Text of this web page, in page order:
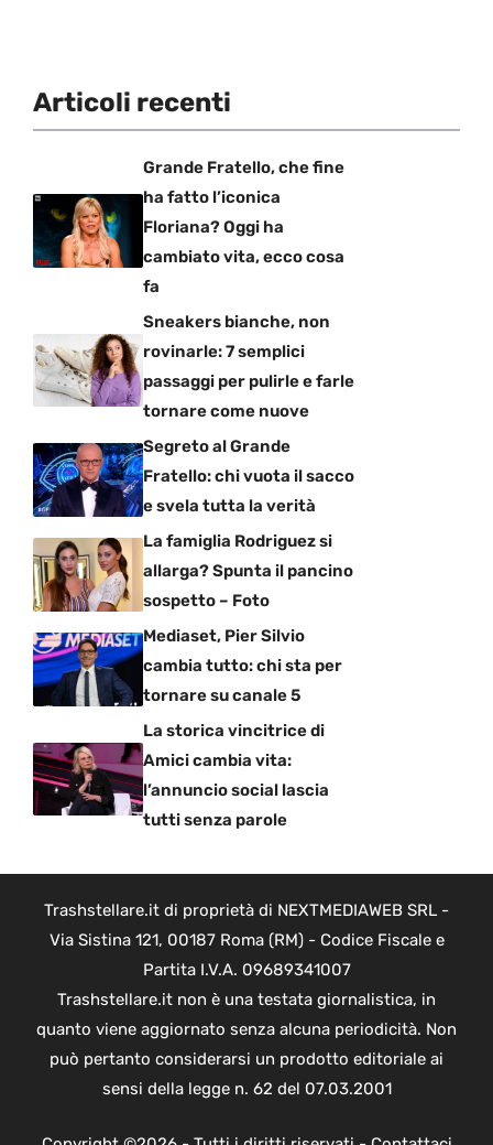
Articoli recenti
Grande Fratello, che fine
ha fatto l’iconica
Floriana? Oggi ha
cambiato vita, ecco cosa
fa
Sneakers bianche, non
rovinarle: 7 semplici
passaggi per pulirle e farle
tornare come nuove
Segreto al Grande
Fratello: chi vuota il sacco
e svela tutta la verità
La famiglia Rodriguez si
allarga? Spunta il pancino
sospetto – Foto
Mediaset, Pier Silvio
cambia tutto: chi sta per
tornare su canale 5
La storica vincitrice di
Amici cambia vita:
l’annuncio social lascia
tutti senza parole
Trashstellare.it di proprietà di NEXTMEDIAWEB SRL -
Via Sistina 121, 00187 Roma (RM) - Codice Fiscale e
Partita I.V.A. 09689341007
Trashstellare.it non è una testata giornalistica, in
quanto viene aggiornato senza alcuna periodicità. Non
può pertanto considerarsi un prodotto editoriale ai
sensi della legge n. 62 del 07.03.2001